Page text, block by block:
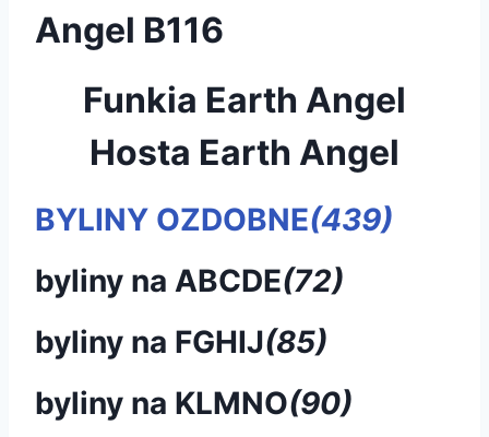
Angel B116
Funkia Earth Angel
Hosta Earth Angel
BYLINY OZDOBNE(439)
byliny na ABCDE(72)
byliny na FGHIJ(85)
byliny na KLMNO(90)